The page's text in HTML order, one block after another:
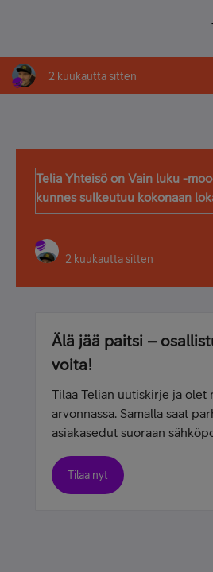
2 kuukautta sitten
Telia Yhteisö on Vain luku -
kunnes sulkeutuu kokonaan
2 kuukautta sitten
Älä jää paitsi –
voita!
Tilaa Telian uutiskirje ja olet
arvonnassa. Samalla saat
asiakasedut suoraan
Tilaa nyt